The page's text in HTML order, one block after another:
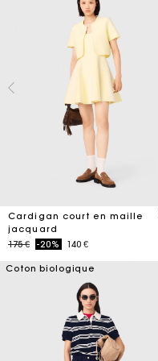
Cardigan court en maille
jacquard
Price reduced from
175 €to-20% 140 €
Coton biologique